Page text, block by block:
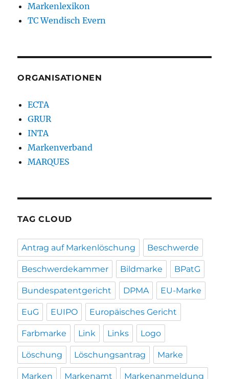
Markenlexikon
TC Wendisch Evern
ORGANISATIONEN
ECTA
GRUR
INTA
Markenverband
MARQUES
TAG CLOUD
Antrag auf Markenlöschung Beschwerde
Beschwerdekammer Bildmarke BPatG
Bundespatentgericht DPMA EU-Marke
EuG EUIPO Europäisches Gericht
Farbmarke Link Links Logo
Löschung Löschungsantrag Marke
Marken Markenamt Markenanmeldung